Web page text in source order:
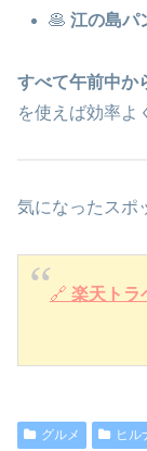
🥞江の島パ
すべて午前中か
を使えば効率よ
気になったスポ
🔗 楽天トラ
グルメ ヒル